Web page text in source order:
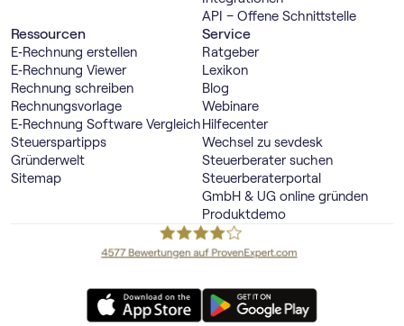
API – Offene Schnittstelle
Ressourcen
E‑Rechnung erstellen
E‑Rechnung Viewer
Rechnung schreiben
Rechnungsvorlage
E‑Rechnung Software Vergleich
Steuerspartipps
Gründerwelt
Sitemap
Service
Ratgeber
Lexikon
Blog
Webinare
Hilfecenter
Wechsel zu sevdesk
Steuerberater suchen
Steuerberaterportal
GmbH & UG online gründen
Produktdemo